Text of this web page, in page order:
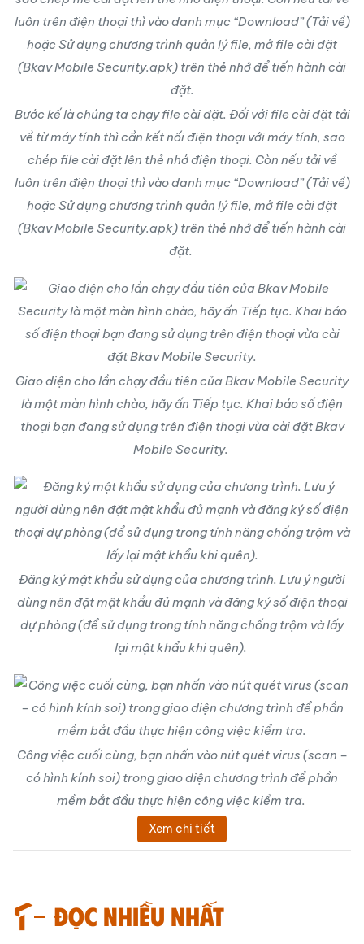
Bước kế là chúng ta chạy file cài đặt. Đối với file cài đặt tải
về từ máy tính thì cần kết nối điện thoại với máy tính, sao
chép file cài đặt lên thẻ nhớ điện thoại. Còn nếu tải về
luôn trên điện thoại thì vào danh mục “Download” (Tải về)
hoặc Sử dụng chương trình quản lý file, mở file cài đặt
(Bkav Mobile Security.apk) trên thẻ nhớ để tiến hành cài
đặt.
Giao diện cho lần chạy đầu tiên của Bkav Mobile Security
là một màn hình chào, hãy ấn Tiếp tục. Khai báo số điện
thoại bạn đang sử dụng trên điện thoại vừa cài đặt Bkav
Mobile Security.
Đăng ký mật khẩu sử dụng của chương trình. Lưu ý người
dùng nên đặt mật khẩu đủ mạnh và đăng ký số điện thoại
dự phòng (để sử dụng trong tính năng chống trộm và lấy
lại mật khẩu khi quên).
Công việc cuối cùng, bạn nhấn vào nút quét virus (scan –
có hình kính soi) trong giao diện chương trình để phần
mềm bắt đầu thực hiện công việc kiểm tra.
Xem chi tiết
Đọc nhiều nhất